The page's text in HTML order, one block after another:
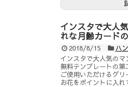
インスタで大人
れな月齢カード
2018/8/15
ハ
インスタで大人気のマ
無料テンプレートの
ご使用いただけるグ
お花をポイントに入